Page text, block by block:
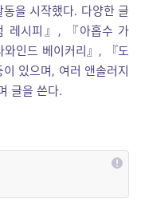
을 시작했다. 다양한 글
레시피』, 『아홉수 가
인드 베이커리』, 『도
있으며, 여러 앤솔러지
글을 쓴다.